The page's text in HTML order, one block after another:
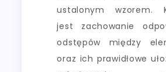
ustalonym wzorem.
jest zachowanie
odstępów między
oraz ich prawidłowe